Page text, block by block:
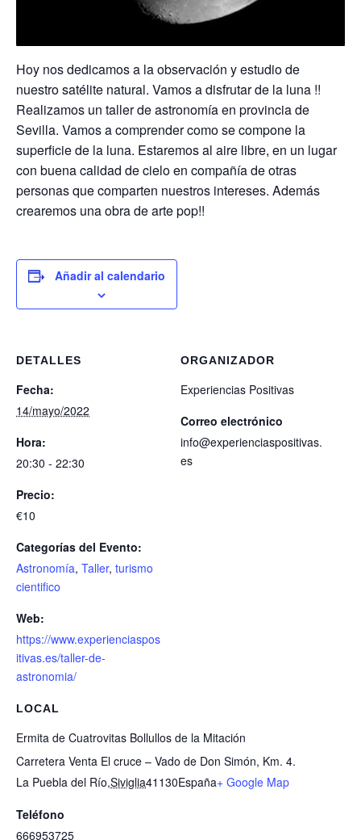
Hoy nos dedicamos a la observación y estudio de
nuestro satélite natural. Vamos a disfrutar de la luna !!
Realizamos un taller de astronomía en provincia de
Sevilla. Vamos a comprender como se compone la
superficie de la luna. Estaremos al aire libre, en un lugar
con buena calidad de cielo en compañía de otras
personas que comparten nuestros intereses. Además
crearemos una obra de arte pop!!
Añadir al calendario
DETALLES
Fecha:
14/mayo/2022
Hora:
20:30 - 22:30
Precio:
€10
Categorías del Evento:
Astronomía, Taller, turismo
cientifico
Web:
https://www.experienciaspos
itivas.es/taller-de-
astronomia/
LOCAL
Ermita de Cuatrovitas Bollullos de la Mitación
Carretera Venta El cruce – Vado de Don Simón, Km. 4.
La Puebla del Río,Siviglia41130España+ Google Map
Teléfono
666953725
ORGANIZADOR
Experiencias Positivas
Correo electrónico
info@experienciaspositivas.
es